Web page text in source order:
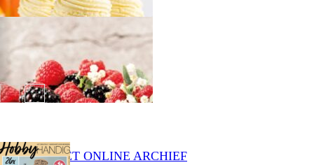
Najaarstaart
BEKIJK HET ONLINE ARCHIEF